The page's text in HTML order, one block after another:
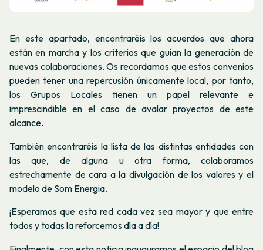
En este apartado, encontraréis los acuerdos que ahora
están en marcha y los criterios que guían la generación de
nuevas colaboraciones. Os recordamos que estos convenios
pueden tener una repercusión únicamente local, por tanto,
los Grupos Locales tienen un papel relevante e
imprescindible en el caso de avalar proyectos de este
alcance.
También encontraréis la lista de las distintas entidades con
las que, de alguna u otra forma, colaboramos
estrechamente de cara a la divulgación de los valores y el
modelo de Som Energia.
¡Esperamos que esta red cada vez sea mayor y que entre
todos y todas la reforcemos día a día!